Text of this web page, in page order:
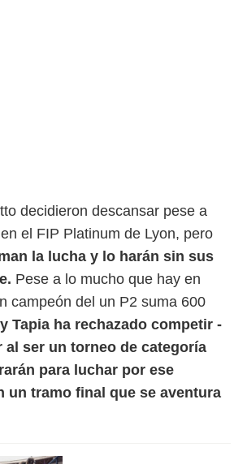
decidieron descansar pese a
el FIP Platinum de Lyon, pero
la lucha y lo harán sin sus
Pese a lo mucho que hay en
campeón del un P2 suma 600
Tapia ha rechazado competir -
al ser un torneo de categoría
para luchar por ese
un tramo final que se aventura